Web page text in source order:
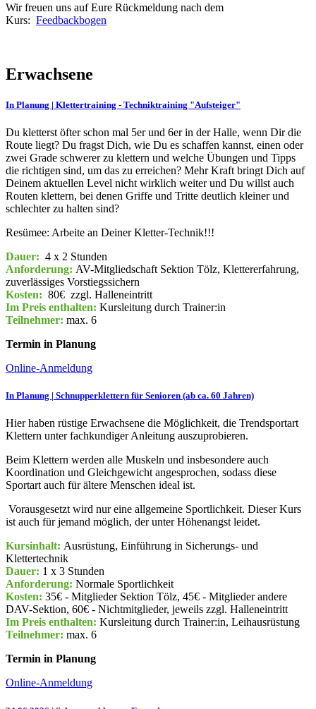
Wir freuen uns auf Eure Rückmeldung nach dem
Kurs: Feedbackbogen
Erwachsene
In Planung | Klettertraining - Techniktraining "Aufsteiger"
Du kletterst öfter schon mal 5er und 6er in der Halle, wenn Dir die
Route liegt? Du fragst Dich, wie Du es schaffen kannst, einen oder
zwei Grade schwerer zu klettern und welche Übungen und Tipps
die richtigen sind, um das zu erreichen? Mehr Kraft bringt Dich auf
Deinem aktuellen Level nicht wirklich weiter und Du willst auch
Routen klettern, bei denen Griffe und Tritte deutlich kleiner und
schlechter zu halten sind?
Resümee: Arbeite an Deiner Kletter-Technik!!!
Dauer: 4 x 2 Stunden
Anforderung: AV-Mitgliedschaft Sektion Tölz, Klettererfahrung,
zuverlässiges Vorstiegssichern
Kosten: 80€ zzgl. Halleneintritt
Im Preis enthalten: Kursleitung durch Trainer:in
Teilnehmer: max. 6
Termin in Planung
Online-Anmeldung
In Planung | Schnupperklettern für Senioren (ab ca. 60 Jahren)
Hier haben rüstige Erwachsene die Möglichkeit, die Trendsportart
Klettern unter fachkundiger Anleitung auszuprobieren.
Beim Klettern werden alle Muskeln und insbesondere auch
Koordination und Gleichgewicht angesprochen, sodass diese
Sportart auch für ältere Menschen ideal ist.
Vorausgesetzt wird nur eine allgemeine Sportlichkeit. Dieser Kurs
ist auch für jemand möglich, der unter Höhenangst leidet.
Kursinhalt: Ausrüstung, Einführung in Sicherungs- und
Klettertechnik
Dauer: 1 x 3 Stunden
Anforderung: Normale Sportlichkeit
Kosten: 35€ - Mitglieder Sektion Tölz, 45€ - Mitglieder andere
DAV-Sektion, 60€ - Nichtmitglieder, jeweils zzgl. Halleneintritt
Im Preis enthalten: Kursleitung durch Trainer:in, Leihausrüstung
Teilnehmer: max. 6
Termin in Planung
Online-Anmeldung